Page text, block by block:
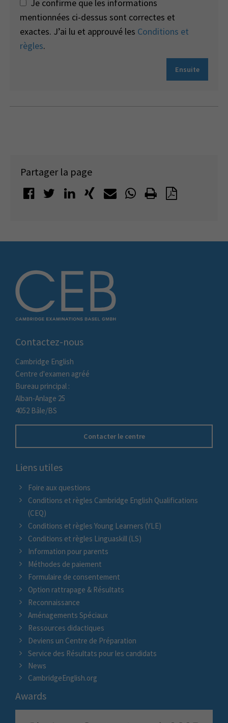
Je confirme que les informations
mentionnées ci-dessus sont correctes et
exactes. J’ai lu et approuvé les Conditions et
règles.
Ensuite
Partager la page
Contactez-nous
Cambridge English
Centre d'examen agréé
Bureau principal :
Alban-Anlage 25
4052 Bâle/BS
Contacter le centre
Liens utiles
Foire aux questions
Conditions et règles Cambridge English Qualifications
(CEQ)
Conditions et règles Young Learners (YLE)
Conditions et règles Linguaskill (LS)
Information pour parents
Méthodes de paiement
Formulaire de consentement
Option rattrapage & Résultats
Reconnaissance
Aménagements Spéciaux
Ressources didactiques
Deviens un Centre de Préparation
Service des Résultats pour les candidats
News
CambridgeEnglish.org
Awards